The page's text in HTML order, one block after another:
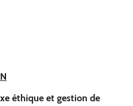
éthique et gestion de